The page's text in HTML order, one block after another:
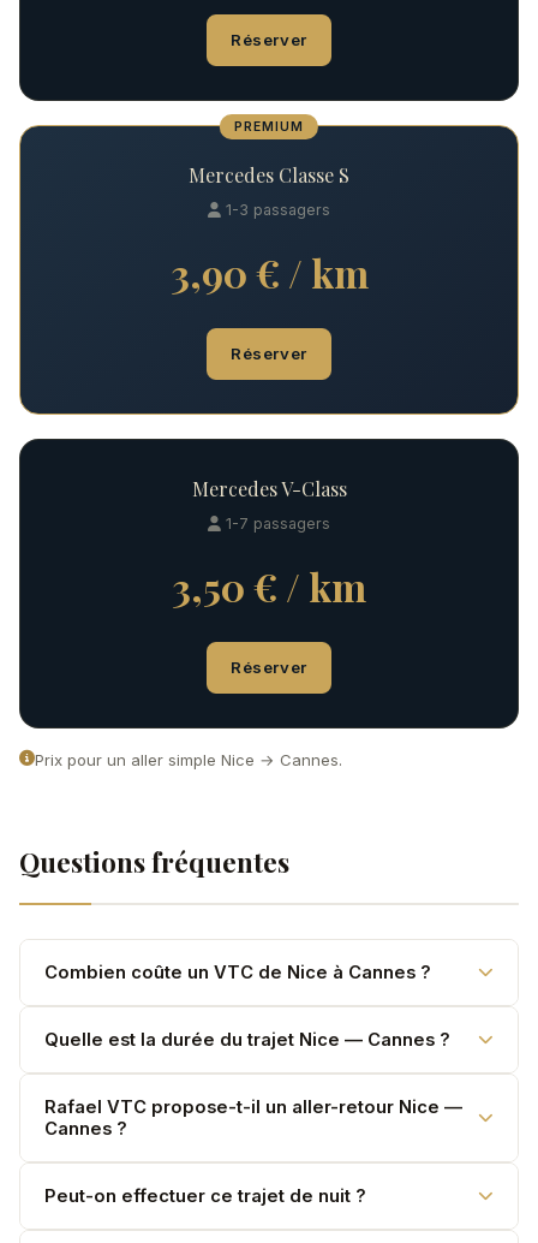
Réserver
PREMIUM
Mercedes Classe S
1-3 passagers
3,90 € / km
Réserver
Mercedes V-Class
1-7 passagers
3,50 € / km
Réserver
Prix pour un aller simple Nice → Cannes.
Questions fréquentes
Combien coûte un VTC de Nice à Cannes ?
Le prix est calculé au kilomètre : 3,50 €/km (Classe E /
V-Class) ou 3,90 €/km (Classe S) pour 33 km. Utilisez
notre simulateur pour un devis précis.
Quelle est la durée du trajet Nice — Cannes ?
Environ 40 min pour 33 km en conditions normales.
Rafael VTC adapte le départ selon votre planning et
surveille le trafic.
Rafael VTC propose-t-il un aller-retour Nice —
Cannes ?
Oui. Un tarif préférentiel s'applique sur la course retour.
Consultez notre pagealler-retourpour plus de détails.
Peut-on effectuer ce trajet de nuit ?